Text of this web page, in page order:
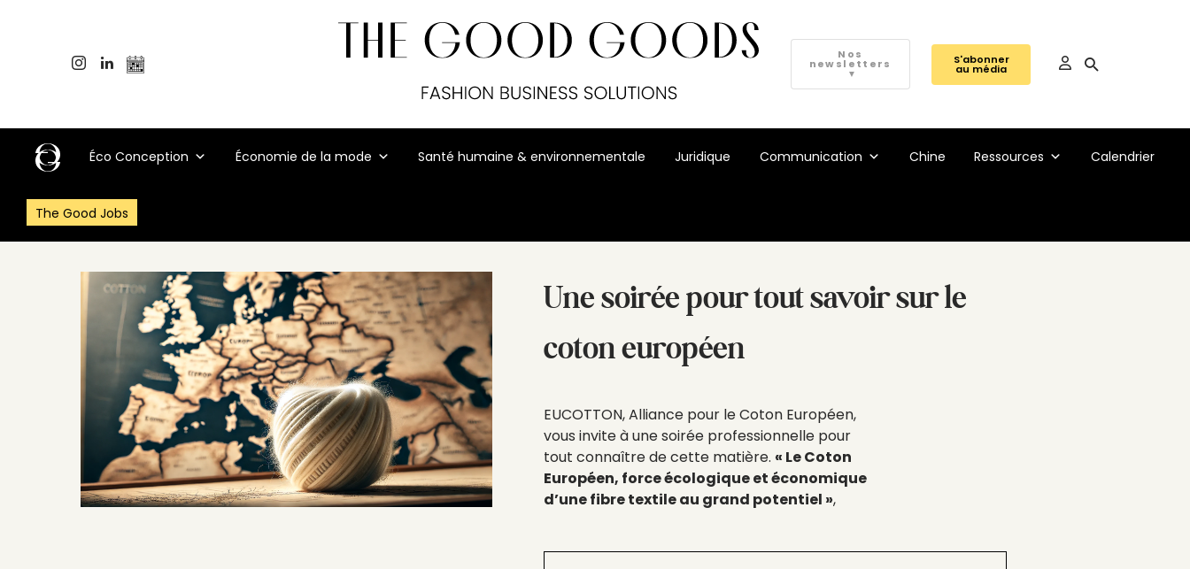
Nos
newsletters
▼
S'abonner
au média
Éco Conception Économie de la mode Santé humaine & environnementale Juridique Communication Chine Ressources Calendrier
The Good Jobs
Une soirée pour tout savoir sur le
coton européen
EUCOTTON, Alliance pour le Coton Européen,
vous invite à une soirée professionnelle pour
tout connaître de cette matière. « Le Coton
Européen, force écologique et économique
d’une fibre textile au grand potentiel »,